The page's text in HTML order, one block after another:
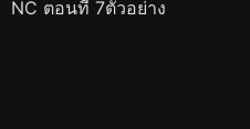
NC ตอนที่ 7ตัวอย่าง